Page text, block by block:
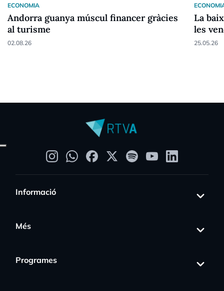
ECONOMIA
Andorra guanya múscul financer gràcies
al turisme
02.08.26
La
les
25.05.26
Informació
Més
Programes